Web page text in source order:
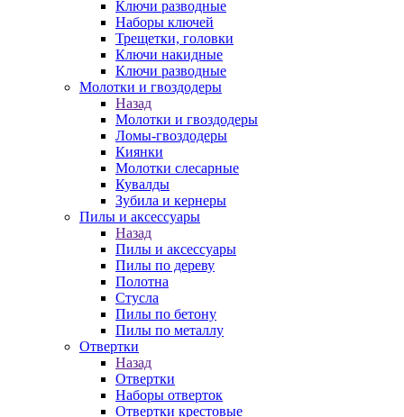
Ключи разводные
Наборы ключей
Трещетки, головки
Ключи накидные
Ключи разводные
Молотки и гвоздодеры
Назад
Молотки и гвоздодеры
Ломы-гвоздодеры
Киянки
Молотки слесарные
Кувалды
Зубила и кернеры
Пилы и аксессуары
Назад
Пилы и аксессуары
Пилы по дереву
Полотна
Стусла
Пилы по бетону
Пилы по металлу
Отвертки
Назад
Отвертки
Наборы отверток
Отвертки крестовые